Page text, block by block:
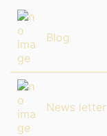
Blog
News letter